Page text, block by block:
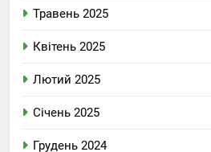
Травень 2025
Квітень 2025
Лютий 2025
Січень 2025
Грудень 2024